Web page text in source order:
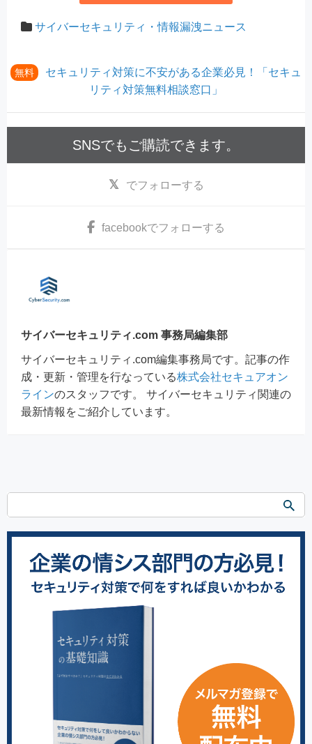
サイバーセキュリティ・情報漏洩ニュース
無料
セキュリティ対策に不安がある企業必見！「セキュ
リティ対策無料相談窓口」
SNSでもご購読できます。
でフォローする
facebookでフォローする
サイバーセキュリティ.com 事務局編集部
サイバーセキュリティ.com編集事務局です。記事の作
成・更新・管理を行なっている株式会社セキュアオン
ラインのスタッフです。 サイバーセキュリティ関連の
最新情報をご紹介しています。